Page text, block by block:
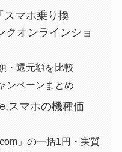
スマホ乗り換
クオンラインショ
・還元額を比較
ンペーンまとめ
スマホの機種価
」の一括1円・実質